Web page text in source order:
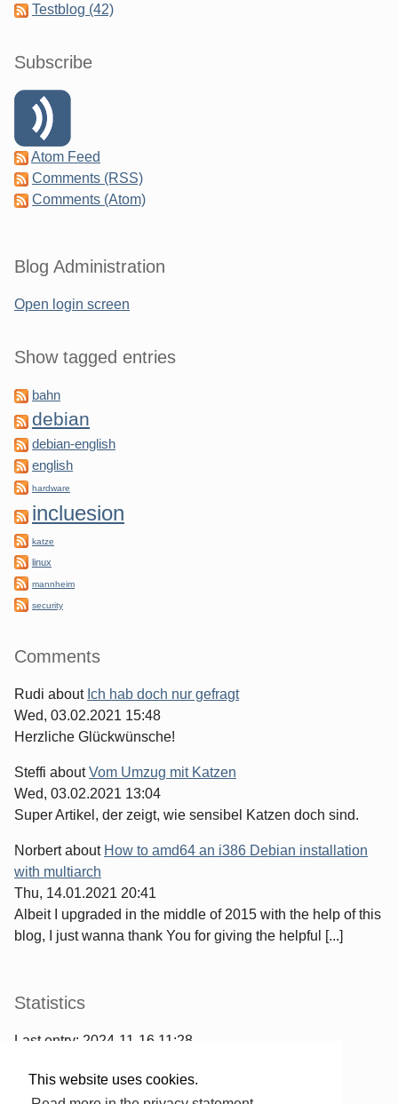
This website uses cookies.
Testblog (42)
Subscribe
Atom Feed
Comments (RSS)
Comments (Atom)
Blog Administration
Open login screen
Show tagged entries
bahn
debian
debian-english
english
hardware
incluesion
katze
linux
mannheim
security
Comments
Rudi about Ich hab doch nur gefragt
Wed, 03.02.2021 15:48
Herzliche Glückwünsche!
Steffi aboutVom Umzug mit Katzen
Wed, 03.02.2021 13:04
Super Artikel, der zeigt, wie sensibel Katzen doch sind.
Norbertabout How to amd64 an i386 Debian installation
with multiarch
Thu, 14.01.2021 20:41
Albeit I upgraded in the middle of 2015 with the help of this
blog, I just wanna thank You for giving the helpful [...]
Statistics
Last entry: 2024-11-16 11:28
2567comments have been made